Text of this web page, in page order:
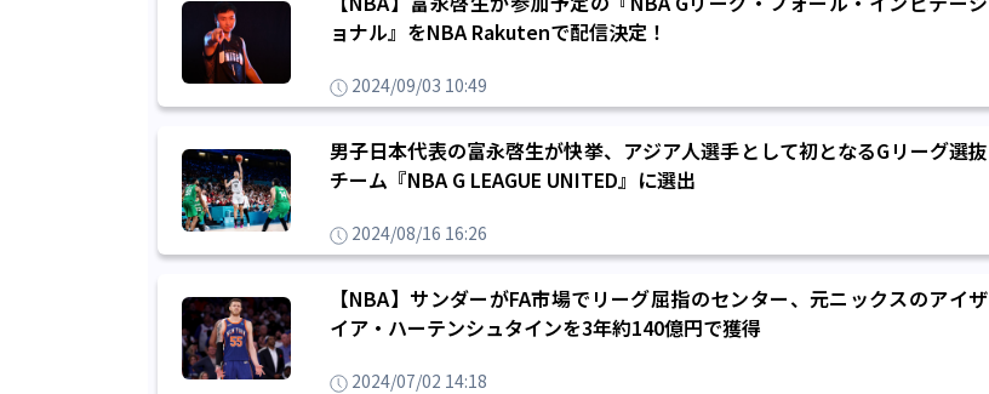
ョナル』をNBA Rakutenで配信決定！
2024/09/03 10:49
男子日本代表の富永啓生が快挙、アジア人選手として初となるGリーグ選抜
チーム『NBA G LEAGUE UNITED』に選出
2024/08/16 16:26
【NBA】サンダーがFA市場でリーグ屈指のセンター、元ニックスのアイザ
イア・ハーテンシュタインを3年約140億円で獲得
2024/07/02 14:18